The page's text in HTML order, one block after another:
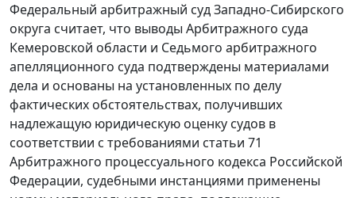
Федеральный арбитражный суд Западно-Сибирского
округа считает, что выводы Арбитражного суда
Кемеровской области и Седьмого арбитражного
апелляционного суда подтверждены материалами
дела и основаны на установленных по делу
фактических обстоятельствах, получивших
надлежащую юридическую оценку судов в
соответствии с требованиями статьи 71
Арбитражного процессуального кодекса Российской
Федерации, судебными инстанциями применены